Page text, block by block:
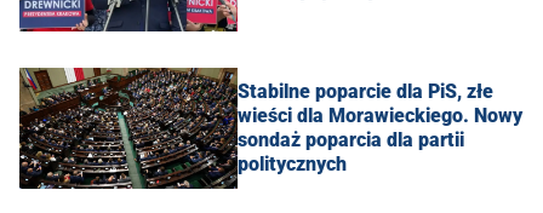
Stabilne poparcie dla PiS, złe
wieści dla Morawieckiego. Nowy
sondaż poparcia dla partii
politycznych